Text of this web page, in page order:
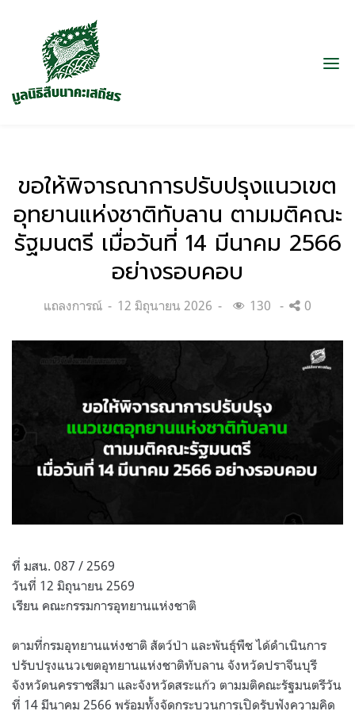
ขอให้พิจารณาการปรับปรุงแนวเขต
อุทยานแห่งชาติทับลาน ตามมติคณะ
รัฐมนตรี เมื่อวันที่ 14 มีนาคม 2566
อย่างรอบคอบ
Categories:
แถลงการณ์
Posted
12 มิถุนายน 2026 130 0
ที่ มสน. 087 / 2569
วันที่ 12 มิถุนายน 2569
เรียน คณะกรรมการอุทยานแห่งชาติ
ตามที่กรมอุทยานแห่งชาติ สัตว์ป่า และพันธุ์พืช ได้ดำเนินการ
ปรับปรุงแนวเขตอุทยานแห่งชาติทับลาน จังหวัดปราจีนบุรี
จังหวัดนครราชสีมา และจังหวัดสระแก้ว ตามมติคณะรัฐมนตรีวัน
ที่ 14 มีนาคม 2566 พร้อมทั้งจัดกระบวนการเปิดรับฟังความคิด